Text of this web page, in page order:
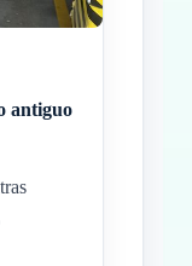
antiguo